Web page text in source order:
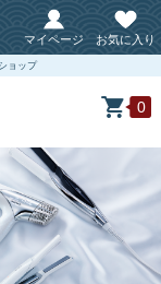
マイページ お気に入り
ョップ
0